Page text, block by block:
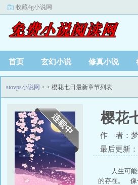
收藏4g小说网
首页 玄幻小说 修真小说
stovps小说网 > > 樱花七日最新章节列表
樱花
作 者：梦
最后更新
人生可
的存在。 像